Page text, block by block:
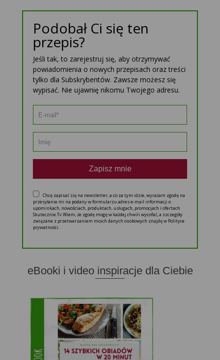
Podobał Ci się ten
przepis?
Jeśli tak, to zarejestruj się, aby otrzymywać
powiadomienia o nowych przepisach oraz treści
tylko dla Subskrybentów. Zawsze możesz się
wypisać. Nie ujawnię nikomu Twojego adresu.
Zapisz mnie
Chcę zapisać się na newsletter, a co za tym idzie, wyrażam zgodę na
przesyłanie mi na podany w formularzu adres e-mail informacji o
upominkach, nowościach, produktach, usługach, promocjach i ofertach
Skutecznie.Tv Wiem, że zgodę mogę w każdej chwili wycofać, a szczegóły
związane z przetwarzaniem moich danych osobowych znajdę w Polityce
prywatności.
eBooki i video inspiracje dla Ciebie